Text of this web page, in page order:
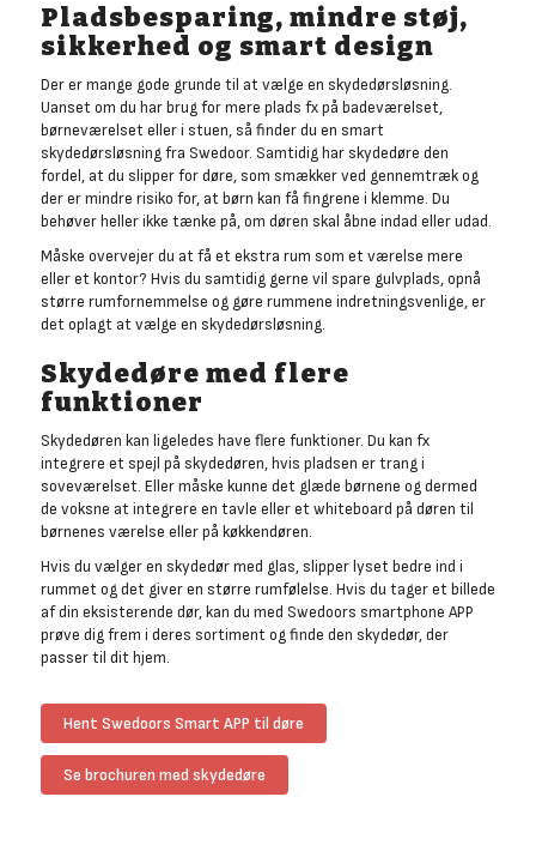
Pladsbesparing, mindre støj,
sikkerhed og smart design
Der er mange gode grunde til at vælge en skydedørsløsning.
Uanset om du har brug for mere plads fx på badeværelset,
børneværelset eller i stuen, så finder du en smart
skydedørsløsning fra Swedoor. Samtidig har skydedøre den
fordel, at du slipper for døre, som smækker ved gennemtræk og
der er mindre risiko for, at børn kan få fingrene i klemme. Du
behøver heller ikke tænke på, om døren skal åbne indad eller udad.
Måske overvejer du at få et ekstra rum som et værelse mere
eller et kontor? Hvis du samtidig gerne vil spare gulvplads, opnå
større rumfornemmelse og gøre rummene indretningsvenlige, er
det oplagt at vælge en skydedørsløsning.
Skydedøre med flere
funktioner
Skydedøren kan ligeledes have flere funktioner. Du kan fx
integrere et spejl på skydedøren, hvis pladsen er trang i
soveværelset. Eller måske kunne det glæde børnene og dermed
de voksne at integrere en tavle eller et whiteboard på døren til
børnenes værelse eller på køkkendøren.
Hvis du vælger en skydedør med glas, slipper lyset bedre ind i
rummet og det giver en større rumfølelse. Hvis du tager et billede
af din eksisterende dør, kan du med Swedoors smartphone APP
prøve dig frem i deres sortiment og finde den skydedør, der
passer til dit hjem.
Hent Swedoors Smart APP til døre
Se brochuren med skydedøre